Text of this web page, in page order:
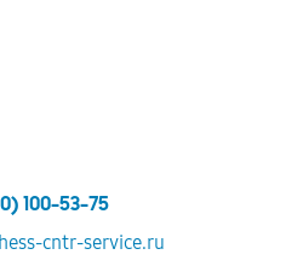
100-53-75
cntr-service.ru